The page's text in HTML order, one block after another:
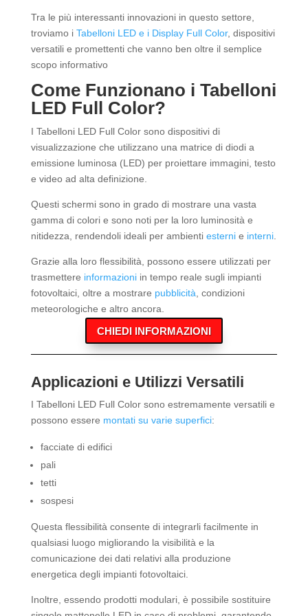
Tra le più interessanti innovazioni in questo settore,
troviamo i Tabelloni LED e i Display Full Color, dispositivi
versatili e promettenti che vanno ben oltre il semplice
scopo informativo
Come Funzionano i Tabelloni
LED Full Color?
I Tabelloni LED Full Color sono dispositivi di
visualizzazione che utilizzano una matrice di diodi a
emissione luminosa (LED) per proiettare immagini, testo
e video ad alta definizione.
Questi schermi sono in grado di mostrare una vasta
gamma di colori e sono noti per la loro luminosità e
nitidezza, rendendoli ideali per ambienti esternie interni.
Grazie alla loro flessibilità, possono essere utilizzati per
trasmettere informazioniin tempo reale sugli impianti
fotovoltaici, oltre a mostrare pubblicità , condizioni
meteorologiche e altro ancora.
CHIEDI INFORMAZIONI
Applicazioni e Utilizzi Versatili
I Tabelloni LED Full Color sono estremamente versatili e
possono essere montati su varie superfici:
facciate di edifici
pali
tetti
sospesi
Questa flessibilità consente di integrarli facilmente in
qualsiasi luogo migliorando la visibilità e la
comunicazione dei dati relativi alla produzione
energetica degli impianti fotovoltaici.
Inoltre, essendo prodotti modulari, è possibile sostituire